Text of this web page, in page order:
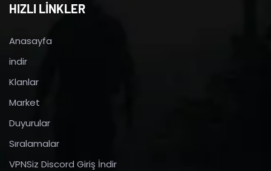
HIZLI LİNKLER
Anasayfa
indir
Klanlar
Market
Duyurular
Sıralamalar
VPNSiz Discord Giriş İndir